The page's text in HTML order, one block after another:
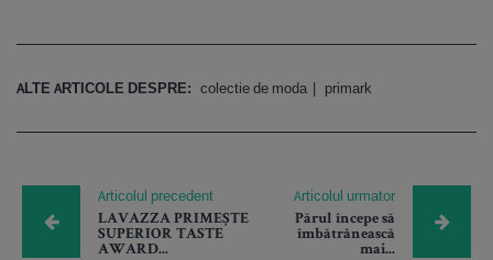
ALTE ARTICOLE DESPRE: colectie de moda primark
Articolul precedent
LAVAZZA PRIMEȘTE
SUPERIOR TASTE
AWARD...
Articolul urmator
Părul începe să
îmbătrânească
mai...